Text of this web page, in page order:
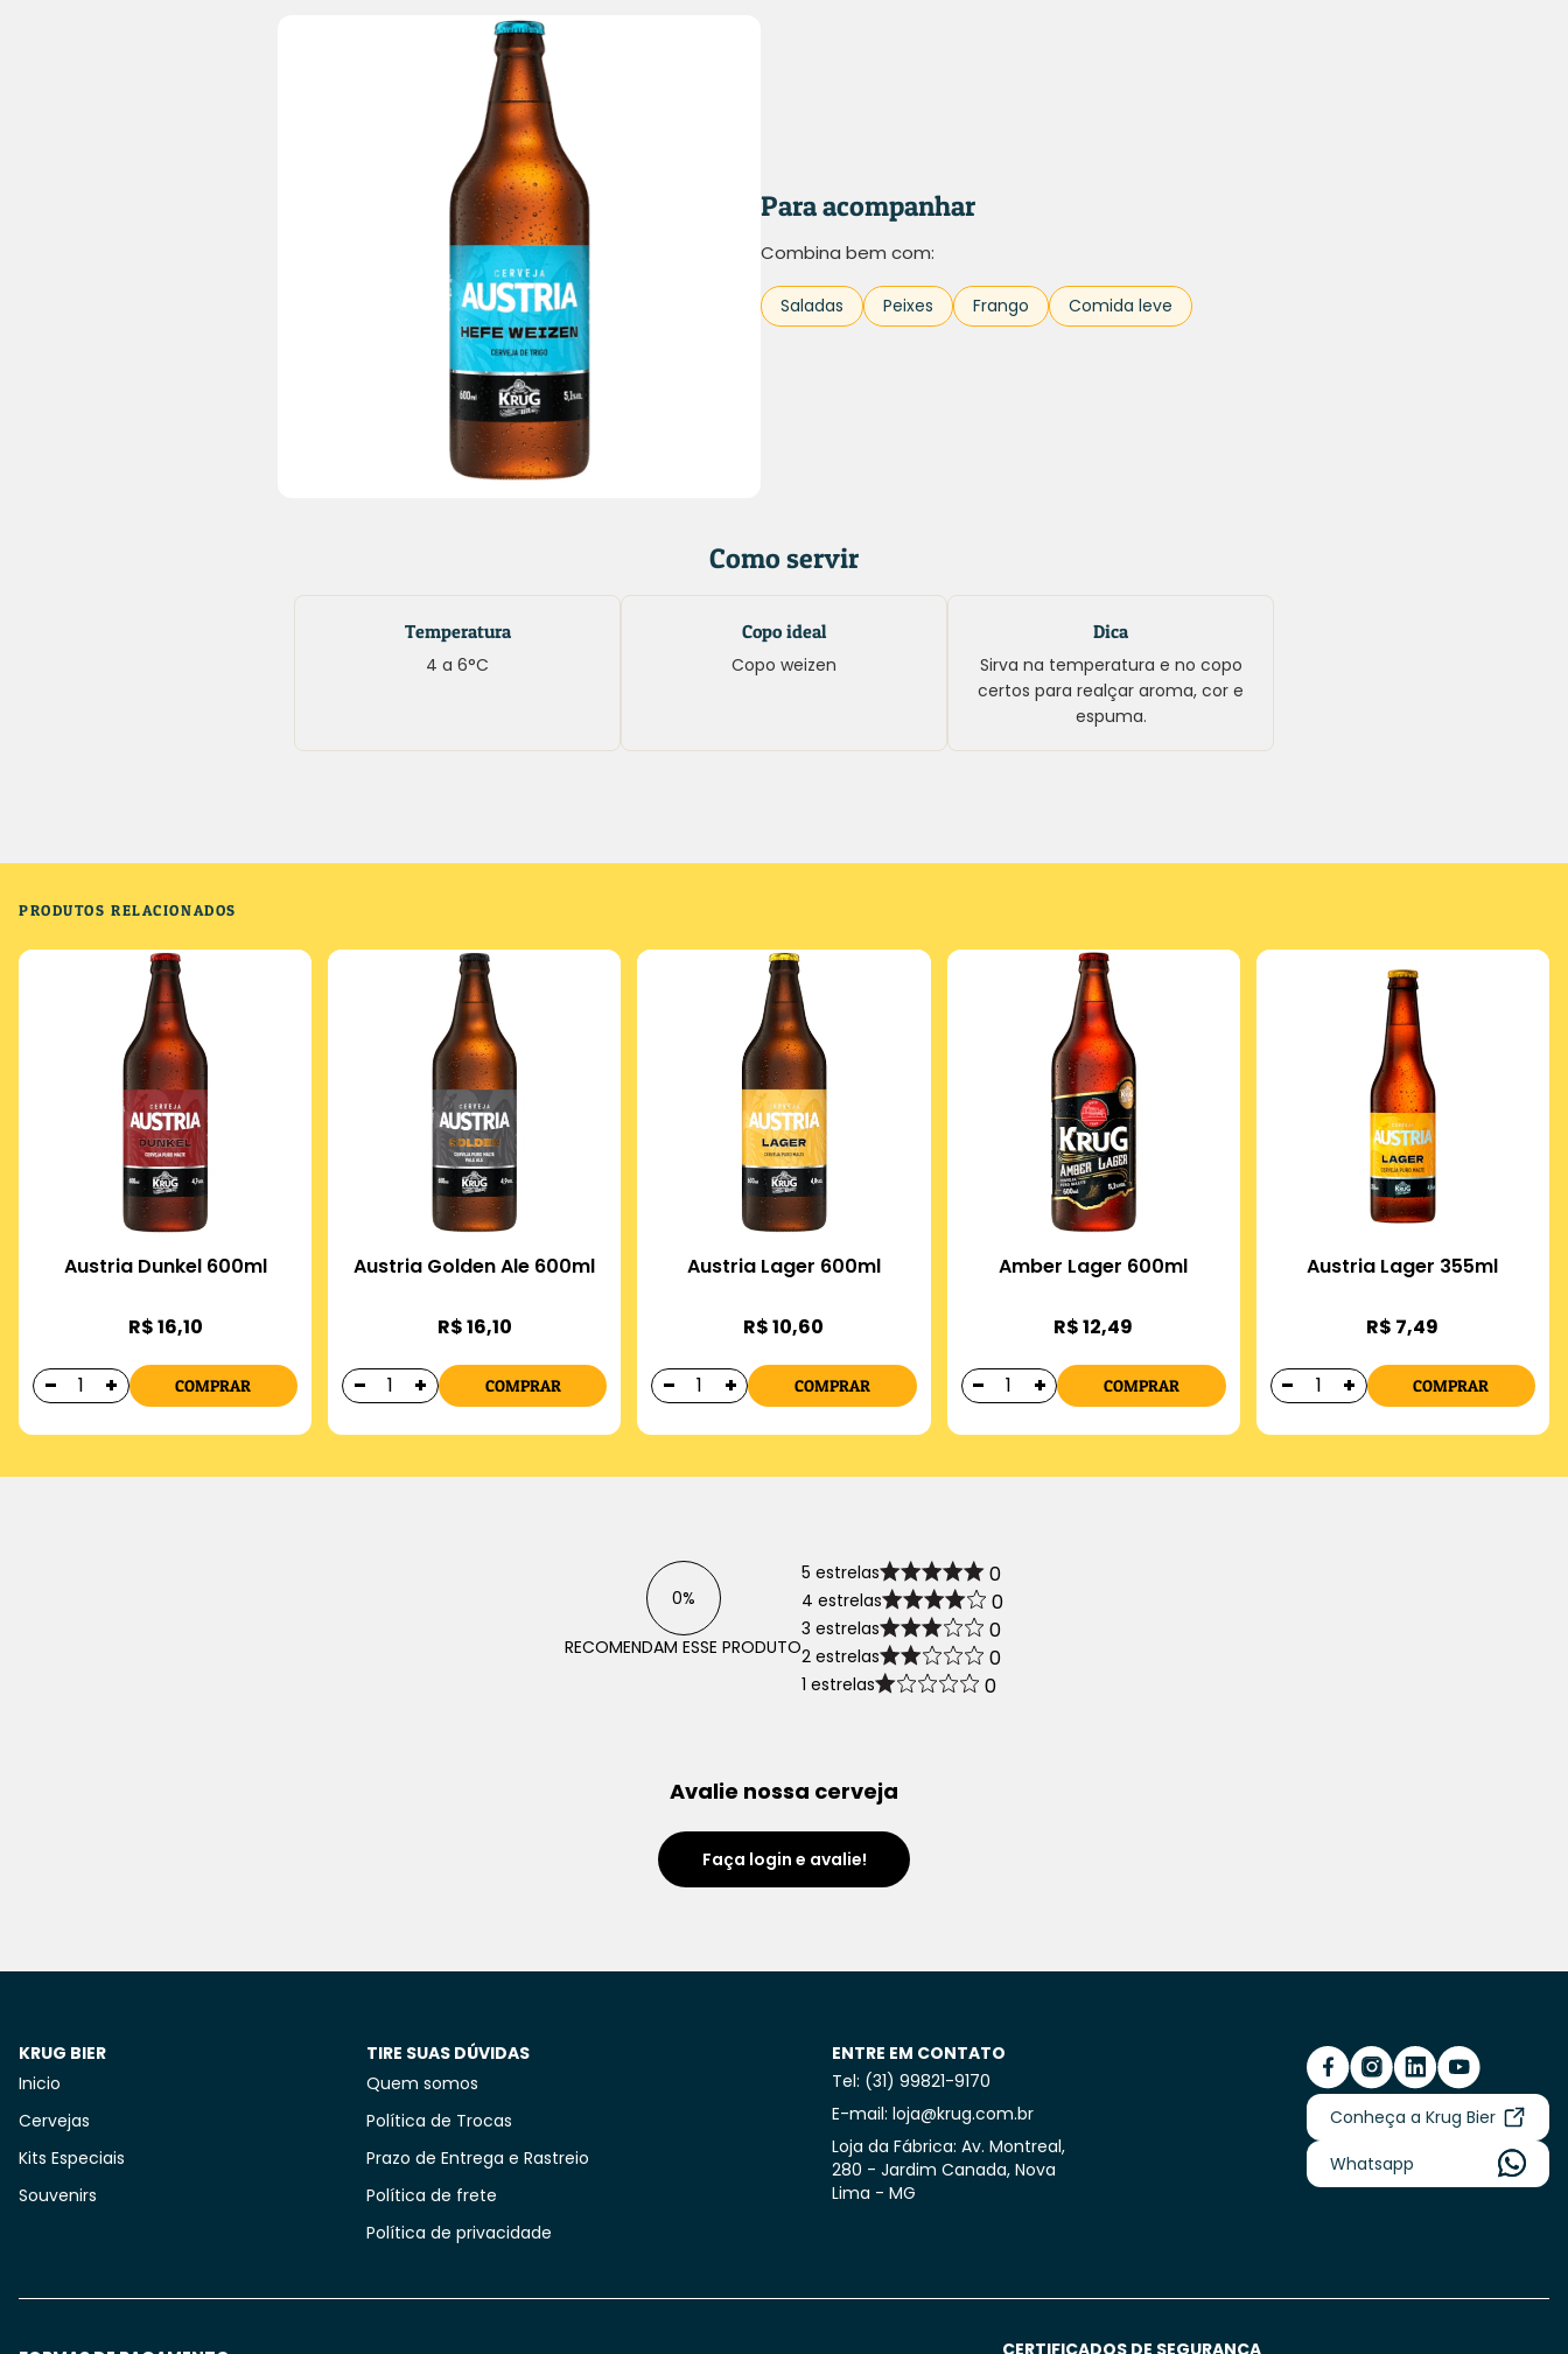
Para acompanhar
Combina bem com:
Saladas Peixes Frango Comida leve
Como servir
Temperatura
4 a 6°C
Copo ideal
Copo weizen
Dica
Sirva na temperatura e no copo
certos para realçar aroma, cor e
espuma.
PRODUTOS RELACIONADOS
Austria Dunkel 600ml
R$ 16,10
COMPRAR
Austria Golden Ale 600ml
R$ 16,10
COMPRAR
Austria Lager 600ml
R$ 10,60
COMPRAR
Amber Lager 600ml
R$ 12,49
COMPRAR
Austria Lager 355ml
R$ 7,49
COMPRAR
0%
RECOMENDAM ESSE PRODUTO
5 estrelas 0
4 estrelas 0
3 estrelas 0
2 estrelas 0
1 estrelas 0
Avalie nossa cerveja
Faça login e avalie!
KRUG BIER
Inicio
Cervejas
Kits Especiais
Souvenirs
TIRE SUAS DÚVIDAS
Quem somos
Política de Trocas
Prazo de Entrega e Rastreio
Política de frete
Política de privacidade
ENTRE EM CONTATO
Tel: (31) 99821-9170
E-mail: loja@krug.com.br
Loja da Fábrica: Av. Montreal,
280 - Jardim Canada, Nova
Lima - MG
Conheça a Krug Bier
Whatsapp